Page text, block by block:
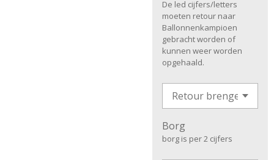
De led cijfers/letters
moeten retour naar
Ballonnenkampioen
gebracht worden of
kunnen weer worden
opgehaald.
Borg
borg is per 2 cijfers